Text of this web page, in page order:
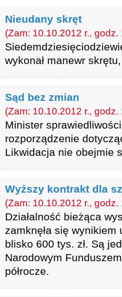
Nieudany skręt
(Zam: 10.10.2012 r., godz.
wykonał manewr
Sąd bez zmian
(Zam: 10.10.2012 r., godz.
Minister
rozporządzenie
Likwidacja nie obejmie
Wyższy kontrakt dla
(Zam: 10.10.2012 r., godz.
Działalność bieżąca
zamknęła się
blisko 600 tys. zł. Są
Narodowym
półrocze.